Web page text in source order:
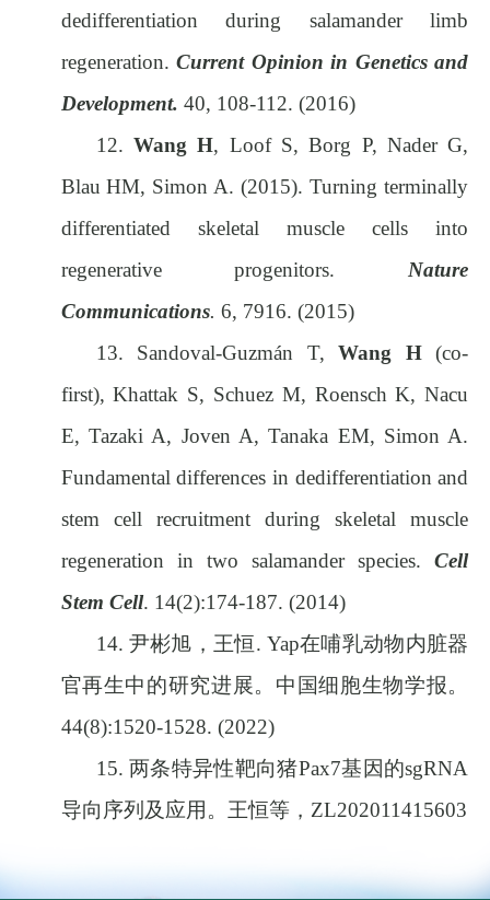
dedifferentiation during salamander limb
regeneration.Current Opinion in Genetics and
Development. 40, 108-112. (2016)
12. Wang H, Loof S, Borg P, Nader G,
Blau HM, Simon A. (2015).Turning terminally
differentiated skeletal muscle cells into
regenerative progenitors. Nature
Communications. 6, 7916. (2015)
13. Sandoval-Guzmán T,Wang H(co-
first), Khattak S, Schuez M, Roensch K, Nacu
E, Tazaki A, Joven A, Tanaka EM, Simon A.
Fundamental differences in dedifferentiation and
stem cell recruitment during skeletal muscle
regeneration in two salamander species.Cell
Stem Cell. 14(2):174-187. (2014)
14. 尹彬旭，王恒. Yap在哺乳动物内脏器
官再生中的研究进展。中国细胞生物学报。
44(8):1520-1528. (2022)
15. 两条特异性靶向猪Pax7基因的sgRNA
导向序列及应用。王恒等， ZL202011415603